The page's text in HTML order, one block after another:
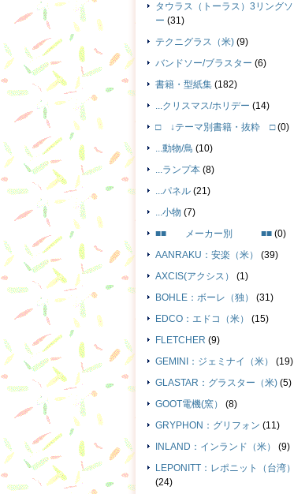
タウラス（トーラス）3リングソ
ー (31)
テクニグラス（米) (9)
バンドソー/ブラスター (6)
書籍・型紙集 (182)
...クリスマス/ホリデー (14)
□ ↓テーマ別書籍・抜粋 □ (0)
...動物/鳥 (10)
...ランプ本 (8)
...パネル (21)
...小物 (7)
■■ メーカー別 ■■ (0)
AANRAKU：安楽（米）
(39)
AXCIS(アクシス）
(1)
BOHLE：ボーレ（独）
(31)
EDCO：エドコ（米）
(15)
FLETCHER (9)
GEMINI：ジェミナイ（米）
(19)
GLASTAR：グラスター（米) (5)
GOOT電機(窯）
(8)
GRYPHON：グリフォン (11)
INLAND：インランド（米）
(9)
LEPONITT：レポニット（台湾）
(24)